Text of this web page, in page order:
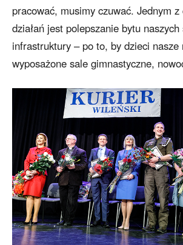
pracować, musimy czuwać. Jednym
działań jest polepszanie bytu
infrastruktury – po to, by dzieci nasze
wyposażone sale gimnastyczne,